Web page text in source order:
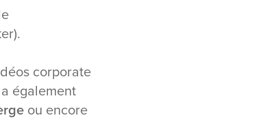
corporate
également
ou encore